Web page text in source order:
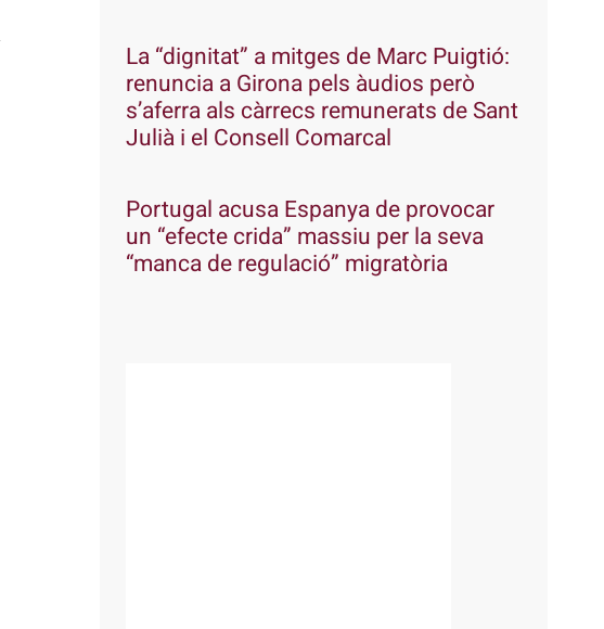
La “dignitat” a mitges de Marc Puigtió:
renuncia a Girona pels àudios però
s’aferra als càrrecs remunerats de Sant
Julià i el Consell Comarcal
Portugal acusa Espanya de provocar
un “efecte crida” massiu per la seva
“manca de regulació” migratòria